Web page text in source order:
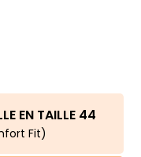
EN TAILLE 44
Fit)